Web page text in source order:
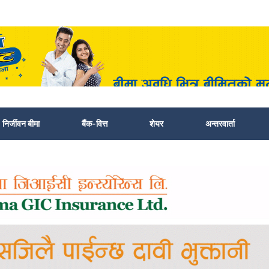
निर्जीवन बीमा बैंक-वित्त शेयर अन्तरवार्ता